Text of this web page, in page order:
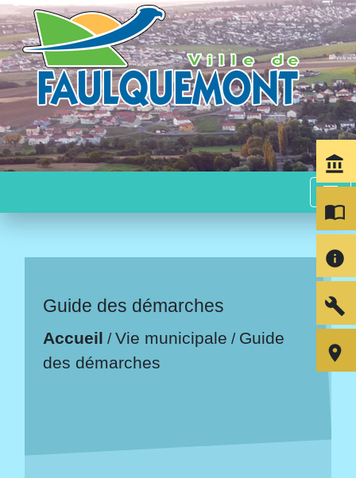
menu
Guide des démarches
Accueil /Vie municipale / Guide
des démarches
account_balance
import_contacts
info
build
room